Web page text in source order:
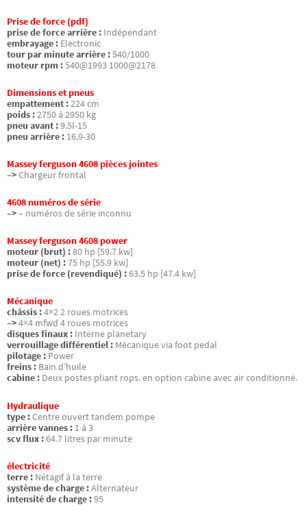
Prise de force (pdf)
prise de force arrière : Indépendant
embrayage : Electronic
tour par minute arrière :540/1000
moteur rpm :540@1993 1000@2178
Dimensions et pneus
empattement :224 cm
poids :2750 à 2950 kg
pneu avant :9.5l-15
pneu arrière : 16.9-30
Massey ferguson 4608 pièces jointes
–>Chargeur frontal
4608 numéros de série
–>– numéros de série inconnu
Massey ferguson 4608 power
moteur (brut) :80 hp [59.7 kw]
moteur (net) :75 hp [55.9 kw]
prise de force (revendiqué) :63.5 hp [47.4 kw]
Mécanique
châssis :4×2 2 roues motrices
–>4×4 mfwd 4 roues motrices
disques finaux : Interne planetary
verrouillage différentiel : Mécanique via foot pedal
pilotage : Power
freins : Bain d’huile
cabine : Deux postes pliant rops. en option cabine avec air conditionné.
Hydraulique
type :Centre ouvert tandem pompe
arrière vannes : 1 à 3
scv flux :64.7 litres par minute
électricité
terre : Nétagif à la terre
système de charge :Alternateur
intensité de charge :95